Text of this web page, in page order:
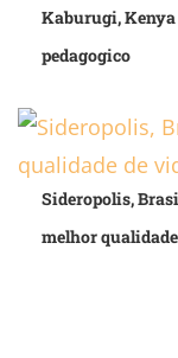
Kaburugi, Kenya
pedagogico
Sideropolis,
melhor